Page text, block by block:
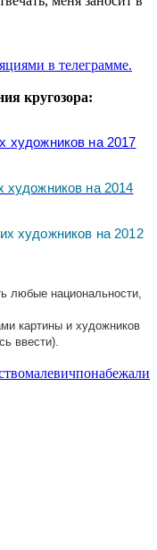
в телеграмме.
кругозора:
художников на 2017
художников на 2014
художников на 2012
любые национальности,
картины и художников
ввести).
малевичпонабежали